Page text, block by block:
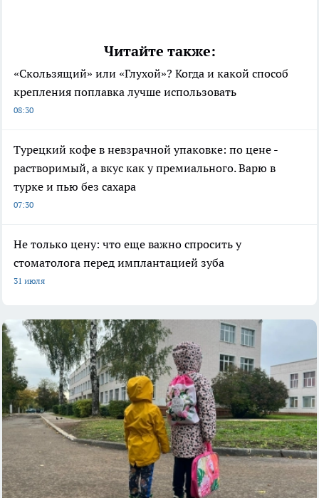
Читайте также:
«Скользящий» или «Глухой»? Когда и какой способ
крепления поплавка лучше использовать
08:30
Турецкий кофе в невзрачной упаковке: по цене -
растворимый, а вкус как у премиального. Варю в
турке и пью без сахара
07:30
Не только цену: что еще важно спросить у
стоматолога перед имплантацией зуба
31 июля